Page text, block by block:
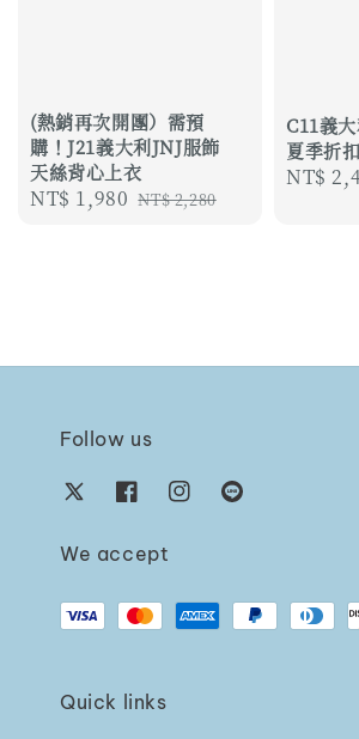
(熱銷再次開團）需預
購！J21義大利JNJ服飾
天絲背心上衣
Sale
NT$ 1,980 Regular
NT$ 2,280
C11義
夏季折
Sale
NT$
Follow us
We accept
Quick links